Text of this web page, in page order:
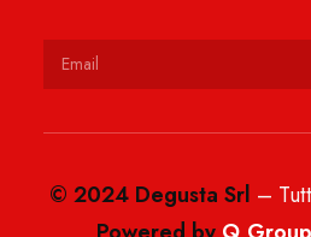
© 2024 Degusta Srl –